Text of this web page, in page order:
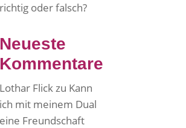
richtig oder falsch?
Neueste
Kommentare
Lothar Flickzu Kann
ich mit meinem Dual
eine Freundschaft